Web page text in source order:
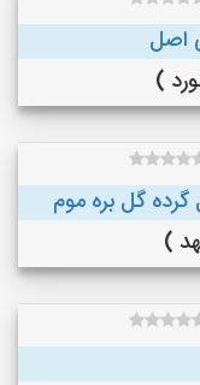
اصل
گل بره موم